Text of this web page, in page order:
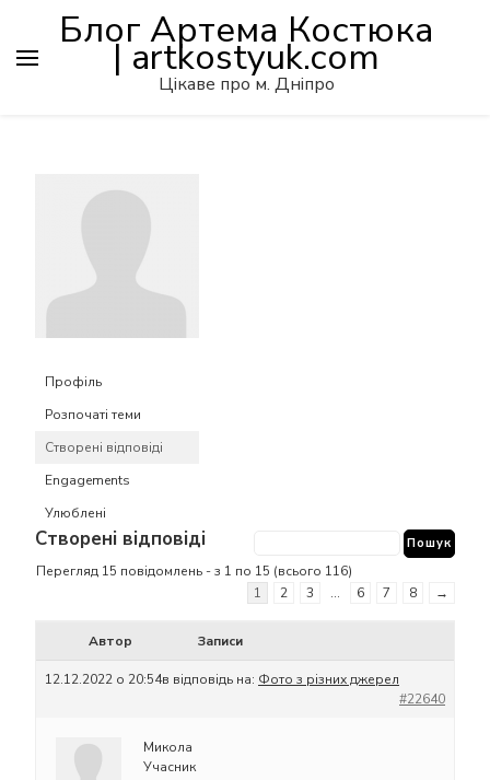
Блог Артема Костюка
| artkostyuk.com
Цікаве про м. Дніпро
Профіль
Розпочаті теми
Створені відповіді
Engagements
Улюблені
Створені відповіді
Перегляд 15 повідомлень - з 1 по 15 (всього 116)
1
2 3 … 6 7 8 →
Автор Записи
12.12.2022 о 20:54в відповідь на: Фото з різних джерел
#22640
Микола
Учасник